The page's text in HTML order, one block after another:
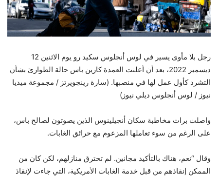
رجل بلا مأوى يسير في لوس أنجلوس سكيد رو يوم الاثنين 12
ديسمبر 2022، بعد أن أعلنت العمدة كارين باس حالة الطوارئ بشأن
التشرد كأول عمل لها في منصبها. (سارة رينجويرتز / مجموعة ميديا ​​
نيوز / لوس أنجلوس ديلي نيوز)
واصلت برات مخاطبة سكان أنجيلينوس الذين يصوتون لصالح باس،
على الرغم من سوء تعاملها المزعوم مع حرائق الغابات.
وقال “نعم، هناك بالتأكيد مجانين. لم تحترق منازلهم، لكن كان من
الممكن إنقاذهم من قبل خدمة الغابات الأمريكية، التي جاءت لإنقاذ